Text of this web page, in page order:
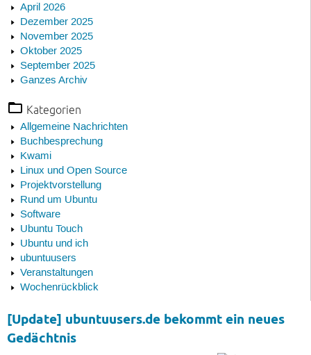
April 2026
Dezember 2025
November 2025
Oktober 2025
September 2025
Ganzes Archiv
Kategorien
Allgemeine Nachrichten
Buchbesprechung
Kwami
Linux und Open Source
Projektvorstellung
Rund um Ubuntu
Software
Ubuntu Touch
Ubuntu und ich
ubuntuusers
Veranstaltungen
Wochenrückblick
[Update] ubuntuusers.de bekommt ein neues
Gedächtnis